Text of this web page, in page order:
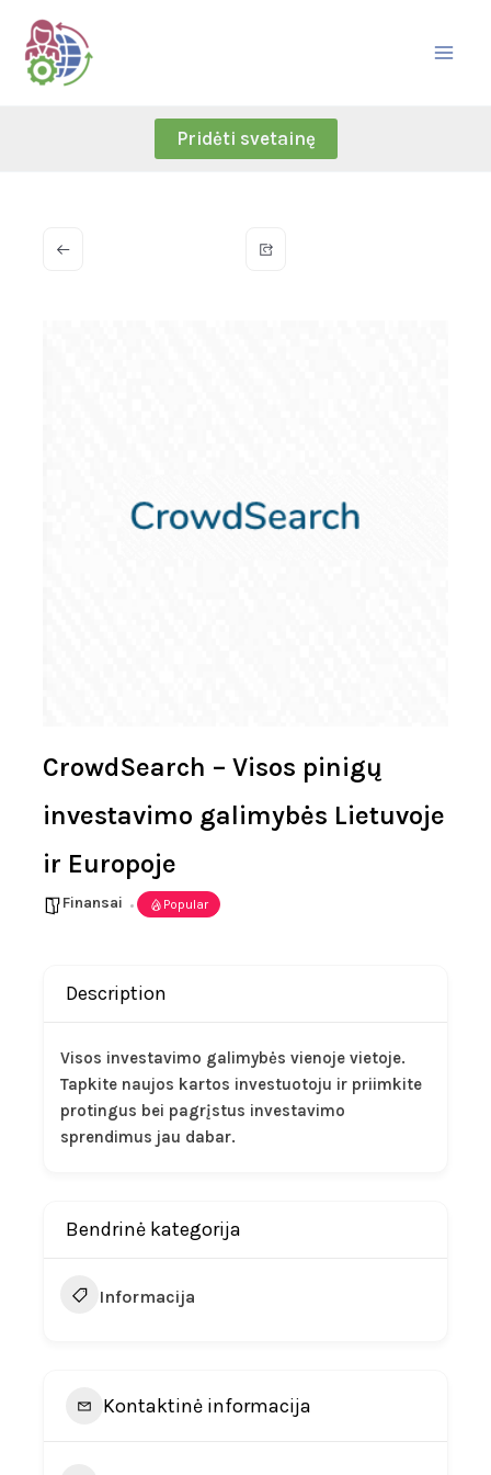
Skip
content
Pridėti svetainę
CrowdSearch – Visos pinigų
investavimo galimybės Lietuvoje
ir Europoje
Finansai Popular
Description
Visos investavimo galimybės vienoje vietoje.
Tapkite naujos kartos investuotoju ir priimkite
protingus bei pagrįstus investavimo
sprendimus jau dabar.
Bendrinė kategorija
Informacija
Kontaktinė informacija